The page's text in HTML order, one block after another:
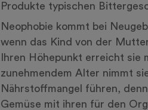
Produkte typischen
Neophobie kommt bei
wenn das Kind von der
Ihren Höhepunkt erreicht sie
zunehmendem Alter nimmt
Nährstoffmangel führen,
Gemüse mit ihren für den